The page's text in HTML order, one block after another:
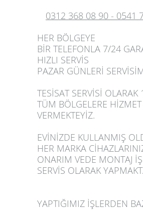
0312 368 08 90 - 0541
HER BÖLGEYE
BİR TELEFONLA 7/24
HIZLI SERVİS
PAZAR GÜNLERİ
TESİSAT SERVİSİ OLARAK
TÜM BÖLGELERE HİZMET
VERMEKTEYİZ.
EVİNİZDE KULLANMIŞ
HER MARKA
ONARIM VEDE MONTAJ
SERVİS OLARAK
YAPTIĞIMIZ İŞLERDEN